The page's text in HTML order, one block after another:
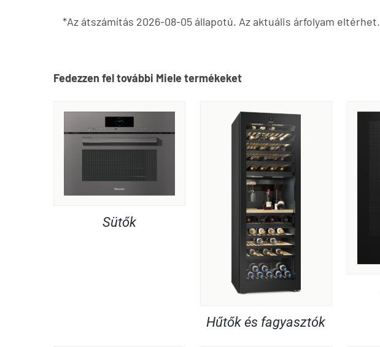
*Az átszámítás 2026-08-05 állapotú. Az aktuális árfolyam eltérhet.
Fedezzen fel további Miele termékeket
Sütők
Hűtők és fagyasztók